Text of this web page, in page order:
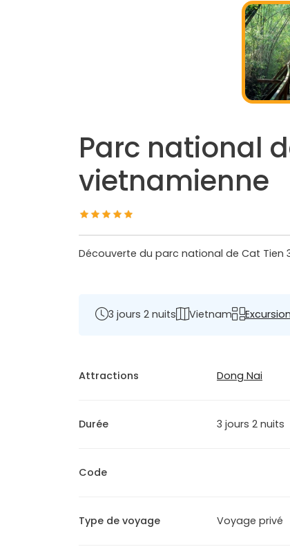
Parc national
vietnamienne
Découverte du parc national de Cat
3 jours 2 nuits Vietnam
Attractions Dong Nai
Durée 3 jours 2 nuits
Code
Type de voyage Voyage privé